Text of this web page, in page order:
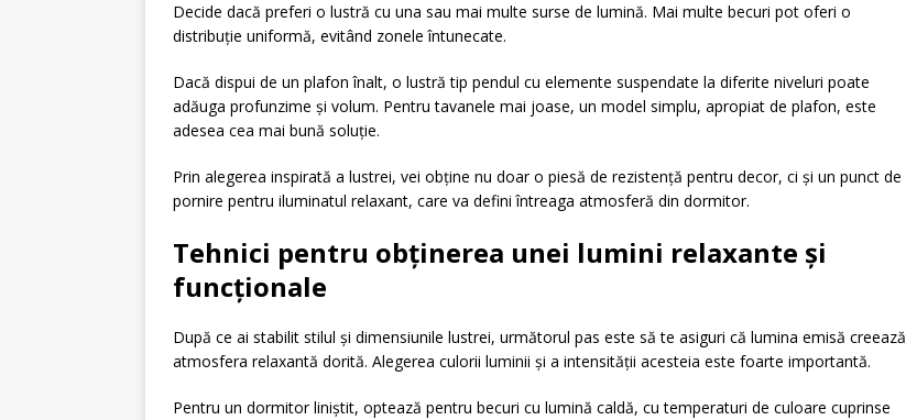
Decide dacă preferi o lustră cu una sau mai multe surse de lumină. Mai multe becuri pot oferi o
distribuție uniformă, evitând zonele întunecate.
Dacă dispui de un plafon înalt, o lustră tip pendul cu elemente suspendate la diferite niveluri poate
adăuga profunzime și volum. Pentru tavanele mai joase, un model simplu, apropiat de plafon, este
adesea cea mai bună soluție.
Prin alegerea inspirată a lustrei, vei obține nu doar o piesă de rezistență pentru decor, ci și un punct de
pornire pentru iluminatul relaxant, care va defini întreaga atmosferă din dormitor.
Tehnici pentru obținerea unei lumini relaxante și
funcționale
După ce ai stabilit stilul și dimensiunile lustrei, următorul pas este să te asiguri că lumina emisă creează
atmosfera relaxantă dorită. Alegerea culorii luminii și a intensității acesteia este foarte importantă.
Pentru un dormitor liniștit, optează pentru becuri cu lumină caldă, cu temperaturi de culoare cuprinse